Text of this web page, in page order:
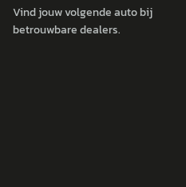
Vind jouw volgende auto bij
betrouwbare dealers.